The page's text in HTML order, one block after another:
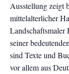
Ausstellung zeigt
mittelalterlicher
Landschaftsmaler
seiner
sind Texte und
vor allem aus